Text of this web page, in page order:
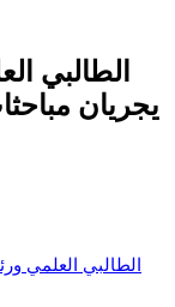
الطالبي
يجريان